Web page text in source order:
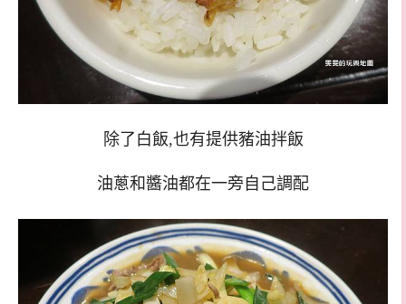
除了白飯,也有提供豬油拌飯
油蔥和醬油都在一旁自己調配